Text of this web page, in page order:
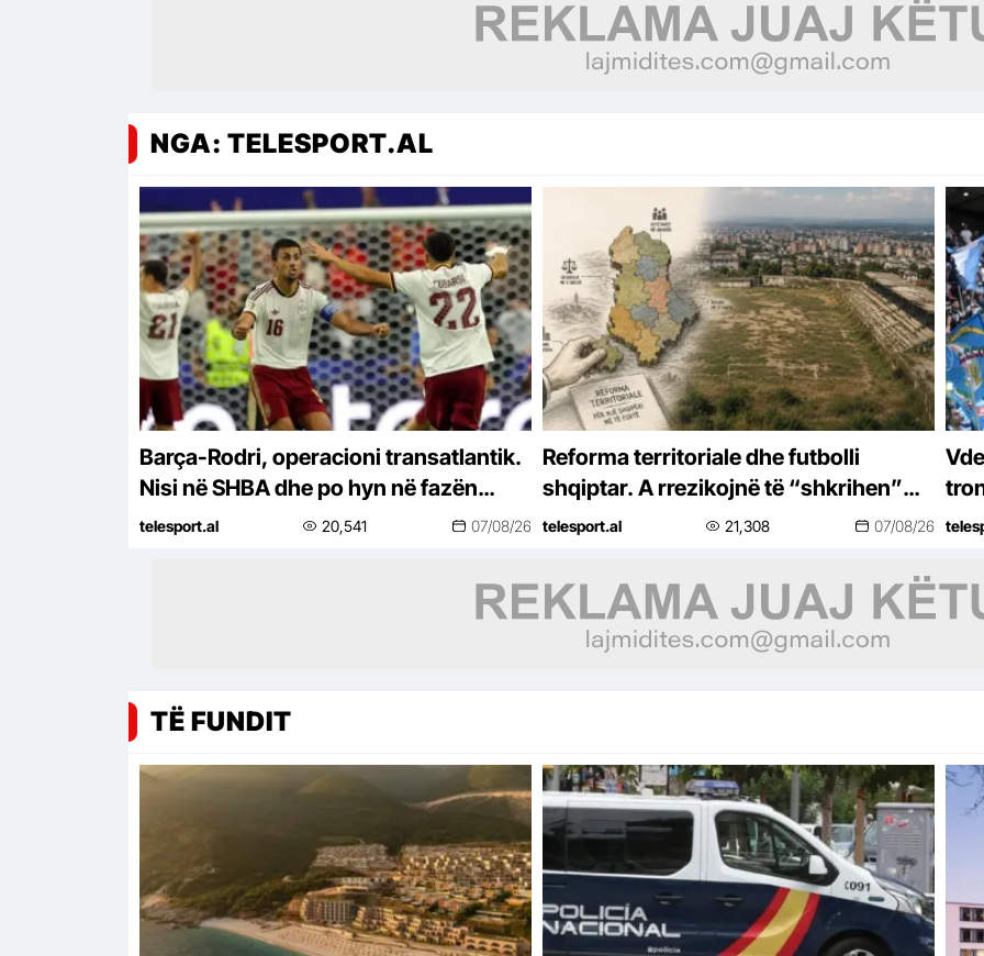
NGA: TELESPORT.AL
Barça-Rodri, operacioni transatlantik.
Nisi në SHBA dhe po hyn në fazën
vendimtare
telesport.al 20,541 07/08/26
Reforma territoriale dhe futbolli
shqiptar. A rrezikojnë të “shkrihen”
edhe klubet bashkë me bashkitë?
telesport.al 21,308 07/08/26
të
TË FUNDIT